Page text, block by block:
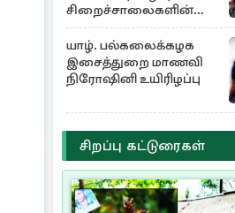
சிறைச்சாலைகளின்
பாதுகாப்பில் பாரிய
அச்சுறுத்தல்
யாழ். பல்கலைக்கழக
இசைத்துறை மாணவி
நிரோஷினி உயிரிழப்பு
சிறப்பு கட்டுரைகள்